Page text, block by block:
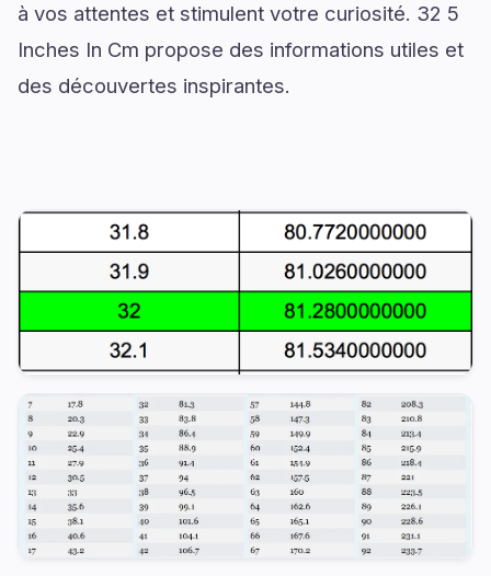
à vos attentes et stimulent votre curiosité. 32 5
Inches In Cm propose des informations utiles et
des découvertes inspirantes.